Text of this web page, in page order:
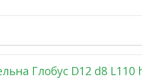
Глобус D12 d8 L110